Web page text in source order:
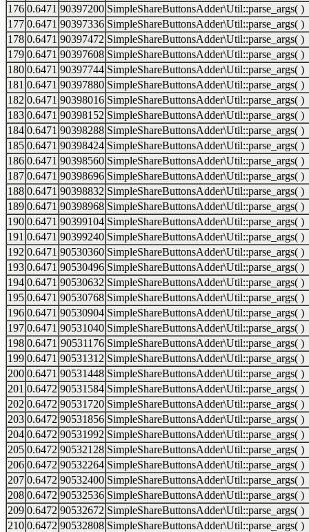
176 0.6471 90397200 SimpleShareButtonsAdder\Util::parse_args( )
177 0.6471 90397336 SimpleShareButtonsAdder\Util::parse_args( )
178 0.6471 90397472 SimpleShareButtonsAdder\Util::parse_args( )
179 0.6471 90397608 SimpleShareButtonsAdder\Util::parse_args( )
180 0.6471 90397744 SimpleShareButtonsAdder\Util::parse_args( )
181 0.6471 90397880 SimpleShareButtonsAdder\Util::parse_args( )
182 0.6471 90398016 SimpleShareButtonsAdder\Util::parse_args( )
183 0.6471 90398152 SimpleShareButtonsAdder\Util::parse_args( )
184 0.6471 90398288 SimpleShareButtonsAdder\Util::parse_args( )
185 0.6471 90398424 SimpleShareButtonsAdder\Util::parse_args( )
186 0.6471 90398560 SimpleShareButtonsAdder\Util::parse_args( )
187 0.6471 90398696 SimpleShareButtonsAdder\Util::parse_args( )
188 0.6471 90398832 SimpleShareButtonsAdder\Util::parse_args( )
189 0.6471 90398968 SimpleShareButtonsAdder\Util::parse_args( )
190 0.6471 90399104 SimpleShareButtonsAdder\Util::parse_args( )
191 0.6471 90399240 SimpleShareButtonsAdder\Util::parse_args( )
192 0.6471 90530360 SimpleShareButtonsAdder\Util::parse_args( )
193 0.6471 90530496 SimpleShareButtonsAdder\Util::parse_args( )
194 0.6471 90530632 SimpleShareButtonsAdder\Util::parse_args( )
195 0.6471 90530768 SimpleShareButtonsAdder\Util::parse_args( )
196 0.6471 90530904 SimpleShareButtonsAdder\Util::parse_args( )
197 0.6471 90531040 SimpleShareButtonsAdder\Util::parse_args( )
198 0.6471 90531176 SimpleShareButtonsAdder\Util::parse_args( )
199 0.6471 90531312 SimpleShareButtonsAdder\Util::parse_args( )
200 0.6471 90531448 SimpleShareButtonsAdder\Util::parse_args( )
201 0.6472 90531584 SimpleShareButtonsAdder\Util::parse_args( )
202 0.6472 90531720 SimpleShareButtonsAdder\Util::parse_args( )
203 0.6472 90531856 SimpleShareButtonsAdder\Util::parse_args( )
204 0.6472 90531992 SimpleShareButtonsAdder\Util::parse_args( )
205 0.6472 90532128 SimpleShareButtonsAdder\Util::parse_args( )
206 0.6472 90532264 SimpleShareButtonsAdder\Util::parse_args( )
207 0.6472 90532400 SimpleShareButtonsAdder\Util::parse_args( )
208 0.6472 90532536 SimpleShareButtonsAdder\Util::parse_args( )
209 0.6472 90532672 SimpleShareButtonsAdder\Util::parse_args( )
210 0.6472 90532808 SimpleShareButtonsAdder\Util::parse_args( )